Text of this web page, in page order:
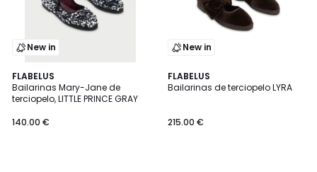
New in
FLABELUS
Bailarinas Mary-Jane de
terciopelo, LITTLE PRINCE GRAY
140.00 €
New in
FLABELUS
Bailarinas de terciopelo LYRA
215.00 €